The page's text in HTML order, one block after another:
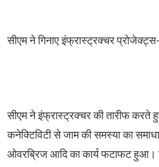
सीएम ने गिनाए इंफ्रास्ट्रक्चर प्रोजेक्ट्स-
सीएम ने इंफ्रास्ट्रक्चर की तारीफ करते
कनेक्टिविटी से जाम की समस्या का
ओवरब्रिज आदि का कार्य फटाफट हुआ।